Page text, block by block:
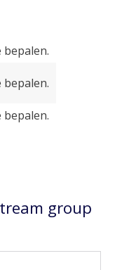
bepalen.
bepalen.
bepalen.
group